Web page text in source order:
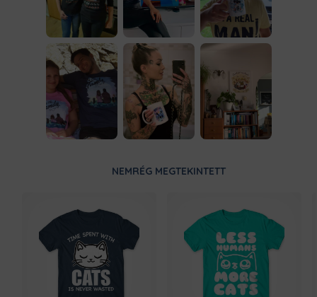
NEMRÉG MEGTEKINTETT